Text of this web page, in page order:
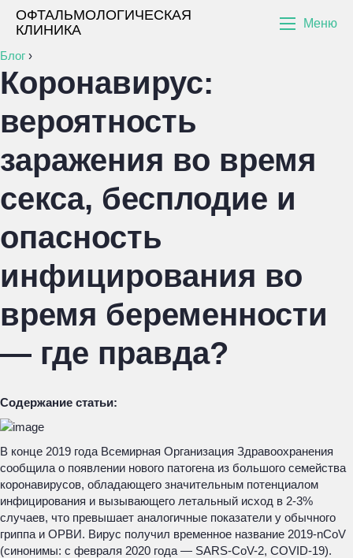
ОФТАЛЬМОЛОГИЧЕСКАЯ
КЛИНИКА
Меню
Блог ›
Коронавирус:
вероятность
заражения во время
секса, бесплодие и
опасность
инфицирования во
время беременности
— где правда?
Содержание статьи:
В конце 2019 года Всемирная Организация Здравоохранения
сообщила о появлении нового патогена из большого семейства
коронавирусов, обладающего значительным потенциалом
инфицирования и вызывающего летальный исход в 2-3%
случаев, что превышает аналогичные показатели у обычного
гриппа и ОРВИ. Вирус получил временное название 2019-nCoV
(синонимы: с февраля 2020 года — SARS-CoV-2, COVID-19).